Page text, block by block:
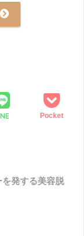
Pocket
を発する美容脱